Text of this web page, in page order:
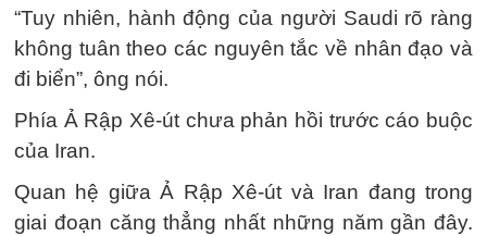
“Tuy nhiên, hành động của người Saudi rõ ràng
không tuân theo các nguyên tắc về nhân đạo và
đi biển”, ông nói.
Phía Ả Rập Xê-út chưa phản hồi trước cáo buộc
của Iran.
Quan hệ giữa Ả Rập Xê-út và Iran đang trong
giai đoạn căng thẳng nhất những năm gần đây.